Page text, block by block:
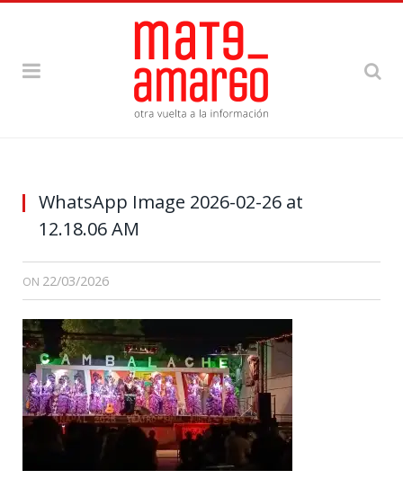
WhatsApp Image 2026-02-26 at
12.18.06 AM
ON 22/03/2026